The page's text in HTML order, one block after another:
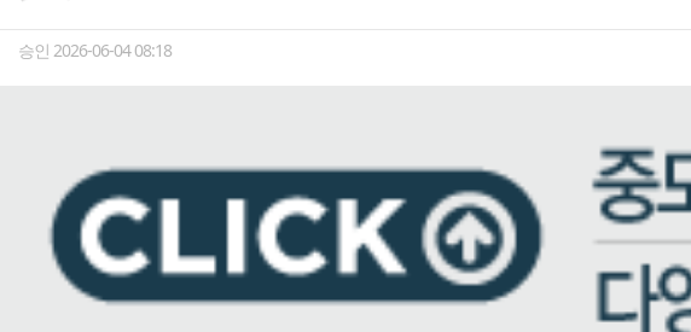
승인 2026-06-04 08:18